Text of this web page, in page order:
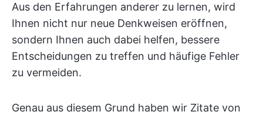
Aus den Erfahrungen anderer zu lernen, wird
Ihnen nicht nur neue Denkweisen eröffnen,
sondern Ihnen auch dabei helfen, bessere
Entscheidungen zu treffen und häufige Fehler
zu vermeiden.
Genau aus diesem Grund haben wir Zitate von